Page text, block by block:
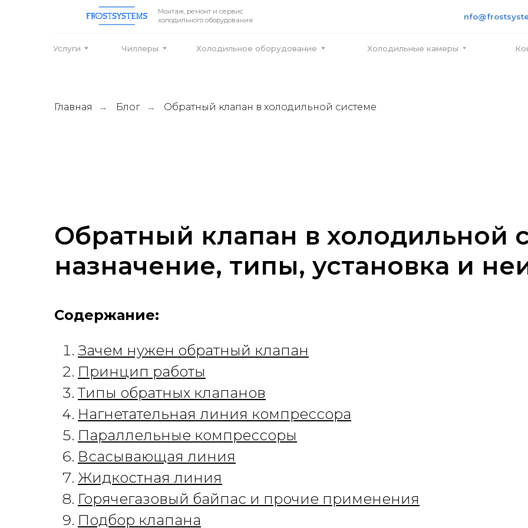
+7
info@frostsystems.ru
Монтаж, ремонт и сервис
холодильного оборудования
ПН-ПТ с
Главная → Блог → Обратный клапан в холодильной системе
Обратный клапан в холодильной
назначение, типы, установка и
Содержание:
Зачем нужен обратный клапан
Принцип работы
Типы обратных клапанов
Нагнетательная линия компрессора
Параллельные компрессоры
Всасывающая линия
Жидкостная линия
Горячегазовый байпас и прочие применения
Подбор клапана